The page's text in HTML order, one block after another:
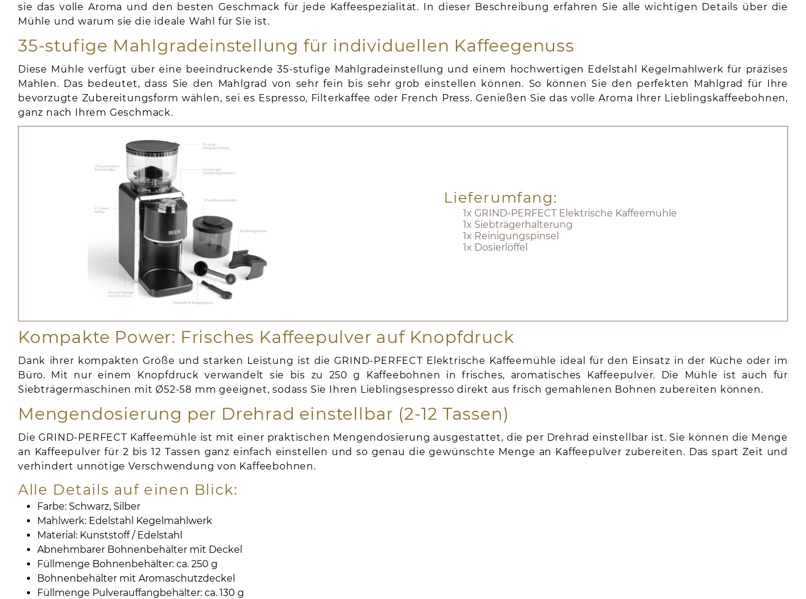
sie das volle Aroma und den besten Geschmack für jede Kaffeespezialität. In dieser Beschreibung erfahren Sie alle wichtigen Details über die
Mühle und warum sie die ideale Wahl für Sie ist.
35-stufige Mahlgradeinstellung für individuellen Kaffeegenuss
Diese Mühle verfügt über eine beeindruckende 35-stufige Mahlgradeinstellung und einem hochwertigen Edelstahl Kegelmahlwerk für präzises
Mahlen. Das bedeutet, dass Sie den Mahlgrad von sehr fein bis sehr grob einstellen können. So können Sie den perfekten Mahlgrad für Ihre
bevorzugte Zubereitungsform wählen, sei es Espresso, Filterkaffee oder French Press. Genießen Sie das volle Aroma Ihrer Lieblingskaffeebohnen,
ganz nach Ihrem Geschmack.
Lieferumfang:
1x GRIND-PERFECT Elektrische Kaffeemühle
1x Siebträgerhalterung
1x Reinigungspinsel
1x Dosierlöffel
Kompakte Power: Frisches Kaffeepulver auf Knopfdruck
Dank ihrer kompakten Größe und starken Leistung ist die GRIND-PERFECT Elektrische Kaffeemühle ideal für den Einsatz in der Küche oder im
Büro. Mit nur einem Knopfdruck verwandelt sie bis zu 250 g Kaffeebohnen in frisches, aromatisches Kaffeepulver. Die Mühle ist auch für
Siebträgermaschinen mit Ø52-58 mm geeignet, sodass Sie Ihren Lieblingsespresso direkt aus frisch gemahlenen Bohnen zubereiten können.
Mengendosierung per Drehrad einstellbar (2-12 Tassen)
Die GRIND-PERFECT Kaffeemühle ist mit einer praktischen Mengendosierung ausgestattet, die per Drehrad einstellbar ist. Sie können die Menge
an Kaffeepulver für 2 bis 12 Tassen ganz einfach einstellen und so genau die gewünschte Menge an Kaffeepulver zubereiten. Das spart Zeit und
verhindert unnötige Verschwendung von Kaffeebohnen.
Alle Details auf einen Blick:
Farbe: Schwarz, Silber
Mahlwerk: Edelstahl Kegelmahlwerk
Material: Kunststoff / Edelstahl
Abnehmbarer Bohnenbehälter mit Deckel
Füllmenge Bohnenbehälter: ca. 250 g
Bohnenbehälter mit Aromaschutzdeckel
Füllmenge Pulverauffangbehälter: ca. 130 g